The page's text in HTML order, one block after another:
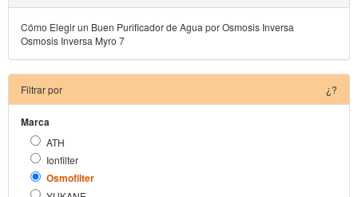
Cómo Elegir un Buen Purificador de Agua por Osmosis Inversa
Osmosis Inversa Myro 7
Filtrar por ¿?
Marca
ATH
Ionfilter
Osmofilter